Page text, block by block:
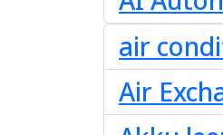
air
Air